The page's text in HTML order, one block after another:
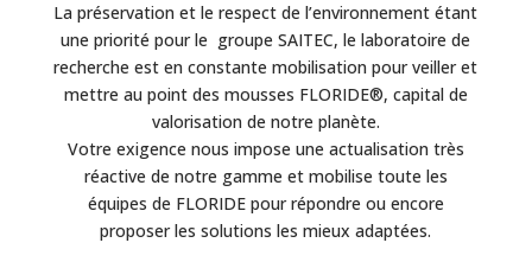
La préservation et le respect de l’environnement étant
une priorité pour le groupe SAITEC, le laboratoire de
recherche est en constante mobilisation pour veiller et
mettre au point des mousses FLORIDE®, capital de
valorisation de notre planète.
Votre exigence nous impose une actualisation très
réactive de notre gamme et mobilise toute les
équipes de FLORIDE pour répondre ou encore
proposer les solutions les mieux adaptées.